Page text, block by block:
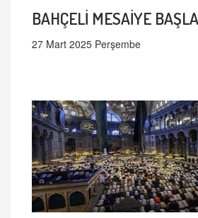
BAHÇELİ MESAİYE
27 Mart 2025 Perşembe